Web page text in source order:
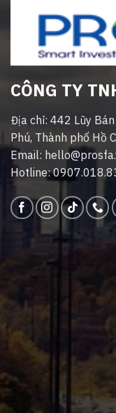
CÔNG TY
Địa chỉ: 442 Lũy
Phú, Thành phố Hồ
Email:
Hotline: